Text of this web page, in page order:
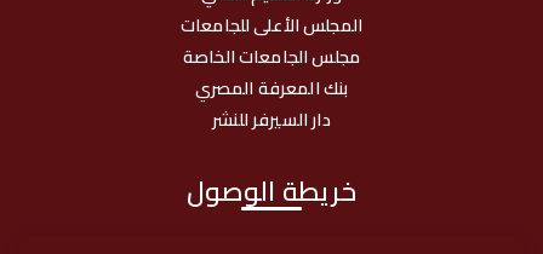
المجلس الأعلى للجامعات
مجلس الجامعات الخاصة
بنك المعرفة المصري
دار السيرفر للنشر
خريطة الوصول